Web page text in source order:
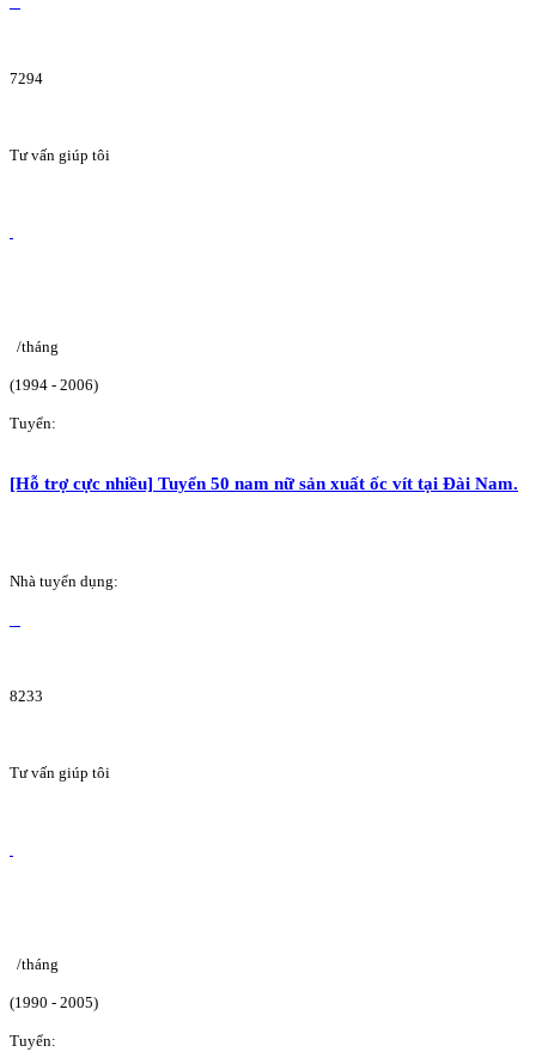
7294
Tư vấn giúp tôi
/tháng
(1994 - 2006)
Tuyển:
[Hỗ trợ cực nhiều] Tuyển 50 nam nữ sản xuất ốc vít tại Đài Nam.
Nhà tuyển dụng:
8233
Tư vấn giúp tôi
/tháng
(1990 - 2005)
Tuyển: